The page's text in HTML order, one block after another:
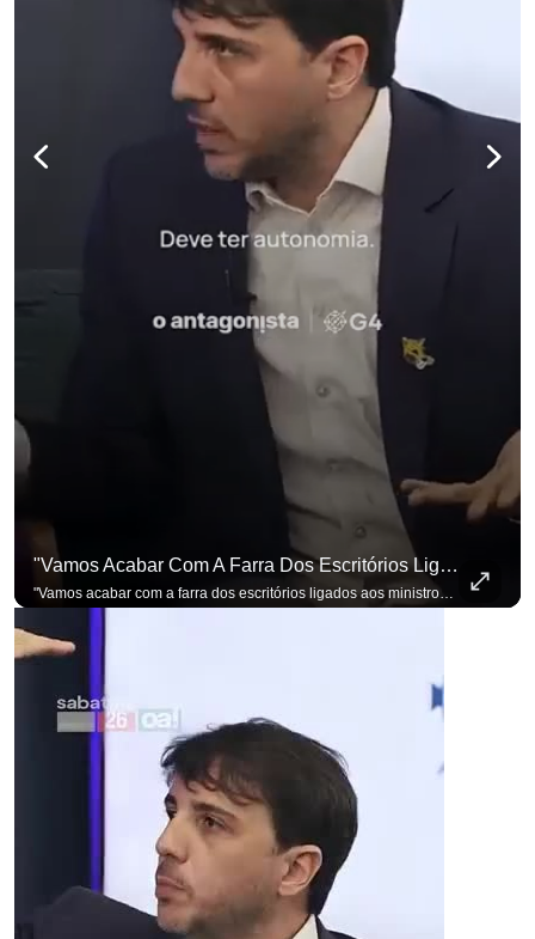
"Vamos Acabar Com A Farra Dos Escritórios Ligados Aos Ministros Do STF"